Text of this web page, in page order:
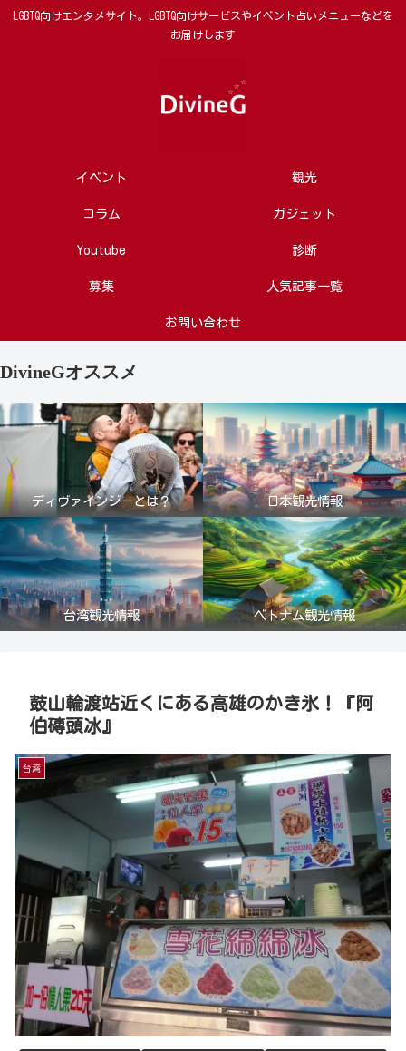
LGBTQ向けエンタメサイト。LGBTQ向けサービスやイベント占いメニューなどを
お届けします
イベント 観光
コラム ガジェット
Youtube 診断
募集 人気記事一覧
お問い合わせ
DivineGオススメ
ディヴァインジーとは？ 日本観光情報
台湾観光情報 ベトナム観光情報
鼓山輪渡站近くにある高雄のかき氷！『阿
伯磚頭冰』
台湾